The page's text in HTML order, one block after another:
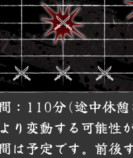
：110分(途中休
り変動する可能性
は予定です。前後